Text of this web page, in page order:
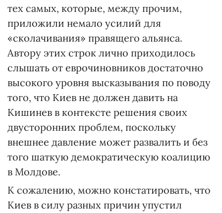
тех самых, которые, между прочим,
приложили немало усилий для
«сколачивания» правящего альянса.
Автору этих строк лично приходилось
слышать от еврочиновников достаточно
высокого уровня высказывания по поводу
того, что Киев не должен давить на
Кишинев в контексте решения своих
двусторонних проблем, поскольку
внешнее давление может развалить и без
того шаткую демократическую коалицию
в Молдове.
К сожалению, можно констатировать, что
Киев в силу разных причин упустил